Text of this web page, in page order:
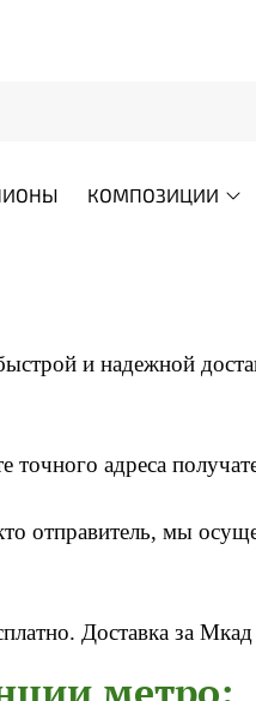
КОМПОЗИЦИИ
и надежной
точного адреса
отправитель, мы
Доставка за